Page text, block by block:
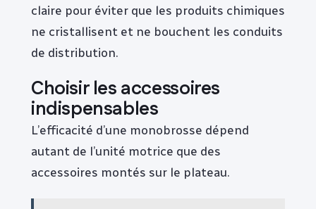
claire pour éviter que les produits chimiques
ne cristallisent et ne bouchent les conduits
de distribution.
Choisir les accessoires
indispensables
L’efficacité d’une monobrosse dépend
autant de l’unité motrice que des
accessoires montés sur le plateau.